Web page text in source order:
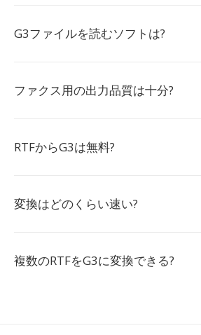
G3ファイルを読むソフトは?
ファクス用の出力品質は十分?
RTFからG3は無料?
変換はどのくらい速い?
複数のRTFをG3に変換できる?